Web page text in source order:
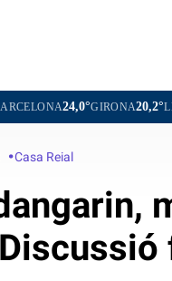
GIRONA20,2°LLEIDA24,2°
Casa Reial